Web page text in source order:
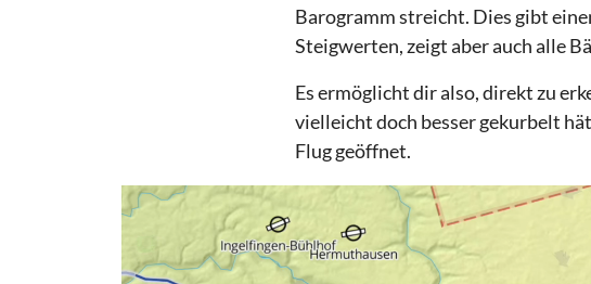
Barogramm streicht. Dies gibt
Steigwerten, zeigt aber auch alle
Es ermöglicht dir also, direkt zu
vielleicht doch besser gekurbelt
Flug geöffnet.